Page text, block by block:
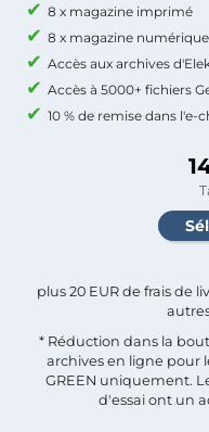
8 x magazine imprimé
8 x magazine numérique
Accès aux archives
Accès à 5000+ fichiers
10 % de remise dans l'e-
plus 20 EUR de frais de
* Réduction dans la
archives en ligne pour
GREEN uniquement.
d'essai ont un